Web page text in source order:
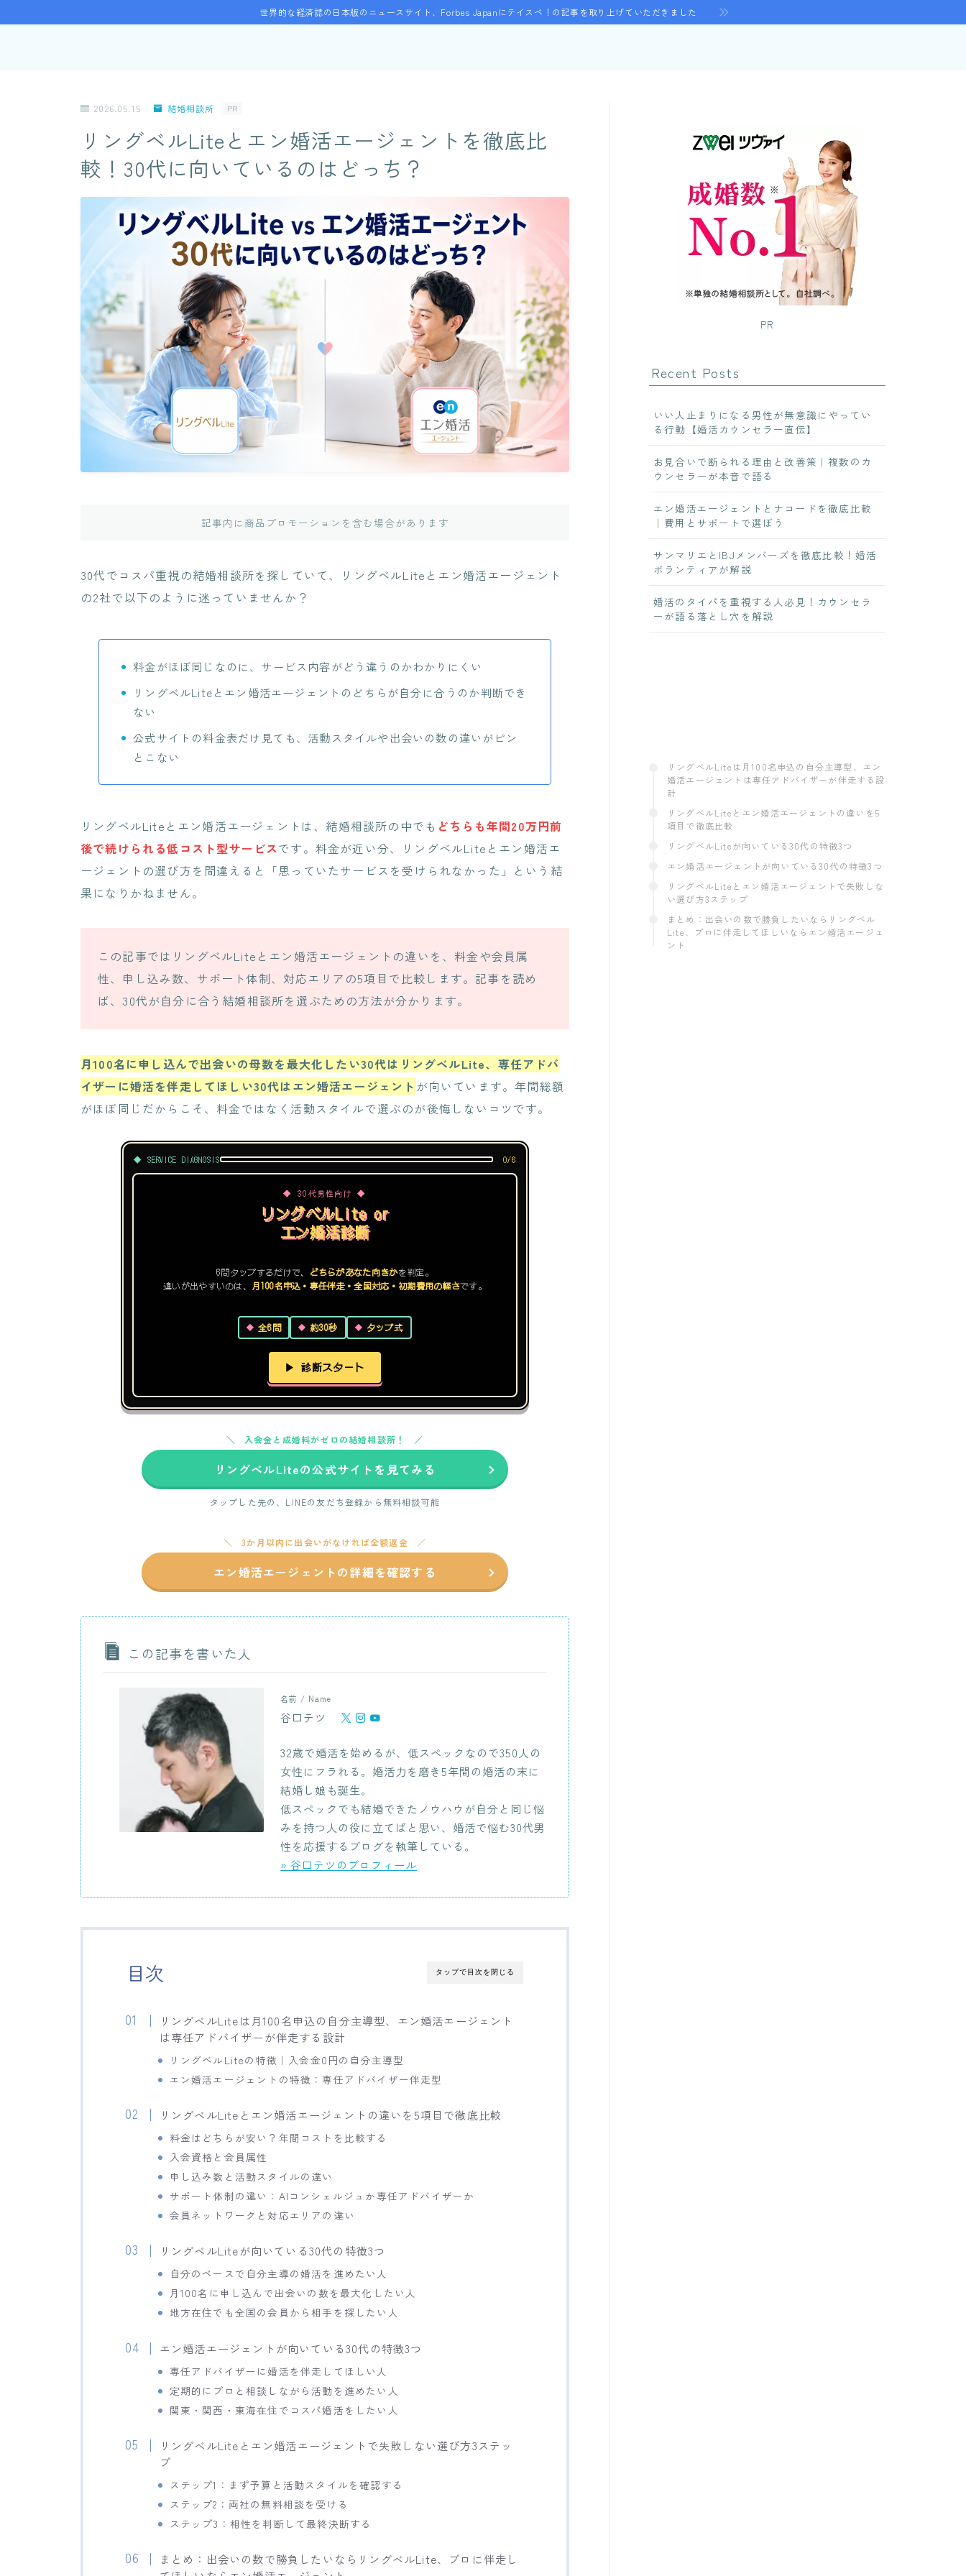
世界的な経済誌の日本版のニュースサイト、Forbes Japanにテイスペ！の記事を取り上げていただきました
2026.05.15 結婚相談所 PR
リングベルLiteとエン婚活エージェントを徹底比
較！30代に向いているのはどっち？
記事内に商品プロモーションを含む場合があります
30代でコスパ重視の結婚相談所を探していて、リングベルLiteとエン婚活エージェント
の2社で以下のように迷っていませんか？
料金がほぼ同じなのに、サービス内容がどう違うのかわかりにくい
リングベルLiteとエン婚活エージェントのどちらが自分に合うのか判断でき
ない
公式サイトの料金表だけ見ても、活動スタイルや出会いの数の違いがピン
とこない
リングベルLiteとエン婚活エージェントは、結婚相談所の中でも どちらも年間20万円前
後で続けられる低コスト型サービスです。料金が近い分、リングベルLiteとエン婚活エ
ージェントの選び方を間違えると「思っていたサービスを受けられなかった」という結
果になりかねません。
この記事ではリングベルLiteとエン婚活エージェントの違いを、料金や会員属
性、申し込み数、サポート体制、対応エリアの5項目で比較します。記事を読め
ば、30代が自分に合う結婚相談所を選ぶための方法が分かります。
月100名に申し込んで出会いの母数を最大化したい30代はリングベルLite、専任アドバ
イザーに婚活を伴走してほしい30代はエン婚活エージェント が向いています。年間総額
がほぼ同じだからこそ、料金ではなく活動スタイルで選ぶのが後悔しないコツです。
◆ SERVICE DIAGNOSIS 0/6
◆ 30代男性向け ◆
リングベルLite or
エン婚活診断
6問タップするだけで、 どちらがあなた向きかを判定。
違いが出やすいのは、
月100名申込・専任伴走・全国対応・初期費用の軽さです。
全6問 約30秒 タップ式
▶ 診断スタート
入会金と成婚料がゼロの結婚相談所！
リングベルLiteの公式サイトを見てみる
タップした先の、LINEの友だち登録から無料相談可能
3か月以内に出会いがなければ全額返金
エン婚活エージェントの詳細を確認する
この記事を書いた人
名前 / Name
谷口テツ
32歳で婚活を始めるが、低スペックなので350人の
女性にフラれる。婚活力を磨き5年間の婚活の末に
結婚し娘も誕生。
低スペックでも結婚できたノウハウが自分と同じ悩
みを持つ人の役に立てばと思い、婚活で悩む30代男
性を応援するブログを執筆している。
» 谷口テツのプロフィール
タップで目次を閉じる
目次
リングベルLiteは月100名申込の自分主導型、エン婚活エージェント
は専任アドバイザーが伴走する設計
リングベルLiteの特徴｜入会金0円の自分主導型
エン婚活エージェントの特徴：専任アドバイザー伴走型
リングベルLiteとエン婚活エージェントの違いを5項目で徹底比較
料金はどちらが安い？年間コストを比較する
入会資格と会員属性
申し込み数と活動スタイルの違い
サポート体制の違い：AIコンシェルジュか専任アドバイザーか
会員ネットワークと対応エリアの違い
リングベルLiteが向いている30代の特徴3つ
自分のペースで自分主導の婚活を進めたい人
月100名に申し込んで出会いの数を最大化したい人
地方在住でも全国の会員から相手を探したい人
エン婚活エージェントが向いている30代の特徴3つ
専任アドバイザーに婚活を伴走してほしい人
定期的にプロと相談しながら活動を進めたい人
関東・関西・東海在住でコスパ婚活をしたい人
リングベルLiteとエン婚活エージェントで失敗しない選び方3ステッ
プ
ステップ1：まず予算と活動スタイルを確認する
ステップ2：両社の無料相談を受ける
ステップ3：相性を判断して最終決断する
まとめ：出会いの数で勝負したいならリングベルLite、プロに伴走し
PR
Recent Posts
いい人止まりになる男性が無意識にやってい
る行動【婚活カウンセラー直伝】
お見合いで断られる理由と改善策｜複数のカ
ウンセラーが本音で語る
エン婚活エージェントとナコードを徹底比較
｜費用とサポートで選ぼう
サンマリエとIBJメンバーズを徹底比較！婚活
ボランティアが解説
婚活のタイパを重視する人必見！カウンセラ
ーが語る落とし穴を解説
リングベルLiteは月100名申込の自分主導型、エン
婚活エージェントは専任アドバイザーが伴走する設
計
リングベルLiteとエン婚活エージェントの違いを5
項目で徹底比較
リングベルLiteが向いている30代の特徴3つ
エン婚活エージェントが向いている30代の特徴3つ
リングベルLiteとエン婚活エージェントで失敗しな
い選び方3ステップ
まとめ：出会いの数で勝負したいならリングベル
Lite、プロに伴走してほしいならエン婚活エージェ
ント